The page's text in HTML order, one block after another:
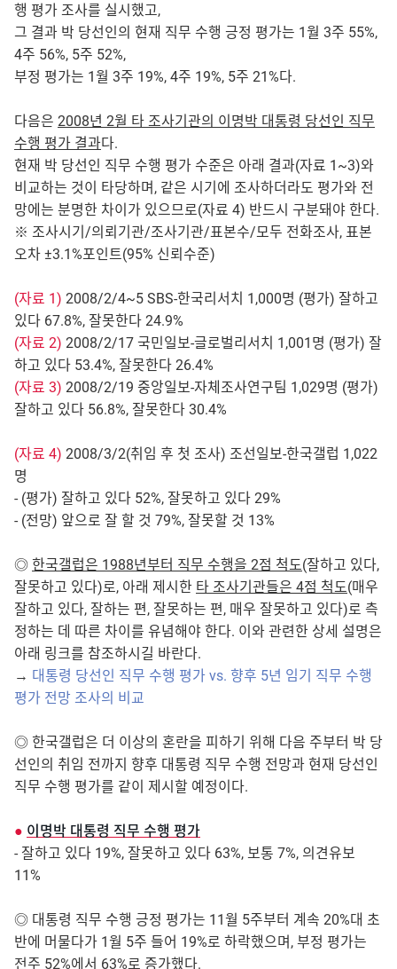
행 평가 조사를 실시했고,
그 결과 박 당선인의 현재 직무 수행 긍정 평가는 1월 3주 55%,
4주 56%, 5주 52%,
부정 평가는 1월 3주 19%, 4주 19%, 5주 21%다.
다음은 2008년 2월 타 조사기관의 이명박 대통령 당선인 직무
수행 평가 결과다.
현재 박 당선인 직무 수행 평가 수준은 아래 결과(자료 1~3)와
비교하는 것이 타당하며, 같은 시기에 조사하더라도 평가와 전
망에는 분명한 차이가 있으므로(자료 4) 반드시 구분돼야 한다.
※ 조사시기/의뢰기관/조사기관/표본수/모두 전화조사, 표본
오차 ±3.1%포인트(95% 신뢰수준)
(자료 1) 2008/2/4~5 SBS-한국리서치 1,000명 (평가) 잘하고
있다 67.8%, 잘못한다 24.9%
(자료 2) 2008/2/17 국민일보-글로벌리서치 1,001명 (평가) 잘
하고 있다 53.4%, 잘못한다 26.4%
(자료 3) 2008/2/19 중앙일보-자체조사연구팀 1,029명 (평가)
잘하고 있다 56.8%, 잘못한다 30.4%
(자료 4) 2008/3/2(취임 후 첫 조사) 조선일보-한국갤럽 1,022
명
- (평가) 잘하고 있다 52%, 잘못하고 있다 29%
- (전망) 앞으로 잘 할 것 79%, 잘못할 것 13%
◎ 한국갤럽은 1988년부터 직무 수행을 2점 척도(잘하고 있다,
잘못하고 있다)로, 아래 제시한 타 조사기관들은 4점 척도(매우
잘하고 있다, 잘하는 편, 잘못하는 편, 매우 잘못하고 있다)로 측
정하는 데 따른 차이를 유념해야 한다. 이와 관련한 상세 설명은
아래 링크를 참조하시길 바란다.
→ 대통령 당선인 직무 수행 평가 vs. 향후 5년 임기 직무 수행
평가 전망 조사의 비교
◎ 한국갤럽은 더 이상의 혼란을 피하기 위해 다음 주부터 박 당
선인의 취임 전까지 향후 대통령 직무 수행 전망과 현재 당선인
직무 수행 평가를 같이 제시할 예정이다.
● 이명박 대통령 직무 수행 평가
- 잘하고 있다 19%, 잘못하고 있다 63%, 보통 7%, 의견유보
11%
◎ 대통령 직무 수행 긍정 평가는 11월 5주부터 계속 20%대 초
반에 머물다가 1월 5주 들어 19%로 하락했으며, 부정 평가는
전주 52%에서 63%로 증가했다.